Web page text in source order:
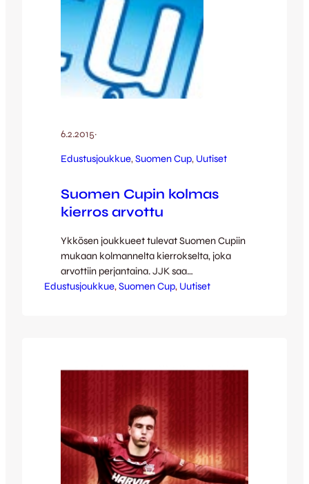
6.2.2015·
Edustusjoukkue, Suomen Cup, Uutiset
Suomen Cupin kolmas
kierros arvottu
Ykkösen joukkueet tulevat Suomen Cupiin
mukaan kolmannelta kierrokselta, joka
arvottiin perjantaina. JJK saa
ensimmäisenä vastaansa voittajan
kierros pelataan loppuun 15.2. mennessä,
kolmannen kierroksen ottelut taas
pelataan…
Edustusjoukkue, Suomen Cup, Uutiset